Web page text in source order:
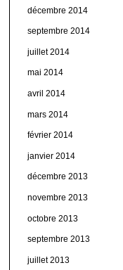
décembre 2014
septembre 2014
juillet 2014
mai 2014
avril 2014
mars 2014
février 2014
janvier 2014
décembre 2013
novembre 2013
octobre 2013
septembre 2013
juillet 2013